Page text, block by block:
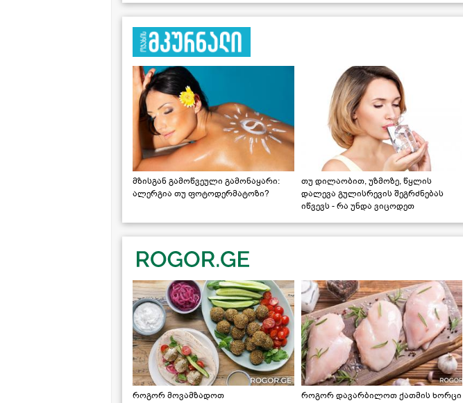
მზისგან გამოწვეული გამონაყარი:
ალერგია თუ ფოტოდერმატოზი?
თუ დილაობით, უზმოზე, წყლის
დალევა გულისრევის შეგრძნებას
იწვევს - რა უნდა ვიცოდეთ
როგორ მოვამზადოთ
როგორ დავარბილოთ ქათმის ხორცი